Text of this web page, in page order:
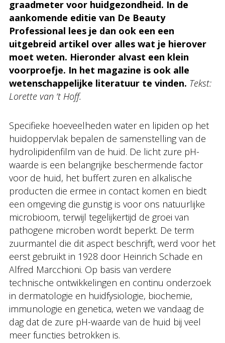
graadmeter voor huidgezondheid. In de
aankomende editie van De Beauty
Professional lees je dan ook een een
uitgebreid artikel over alles wat je hierover
moet weten. Hieronder alvast een klein
voorproefje. In het magazine is ook alle
wetenschappelijke literatuur te vinden. Tekst:
Lorette van ‘t Hoff.
Specifieke hoeveelheden water en lipiden op het
huidoppervlak bepalen de samenstelling van de
hydrolipidenfilm van de huid. De licht zure pH-
waarde is een belangrijke beschermende factor
voor de huid, het buffert zuren en alkalische
producten die ermee in contact komen en biedt
een omgeving die gunstig is voor ons natuurlijke
microbioom, terwijl tegelijkertijd de groei van
pathogene microben wordt beperkt. De term
zuurmantel die dit aspect beschrijft, werd voor het
eerst gebruikt in 1928 door Heinrich Schade en
Alfred Marcchioni. Op basis van verdere
technische ontwikkelingen en continu onderzoek
in dermatologie en huidfysiologie, biochemie,
immunologie en genetica, weten we vandaag de
dag dat de zure pH-waarde van de huid bij veel
meer functies betrokken is.